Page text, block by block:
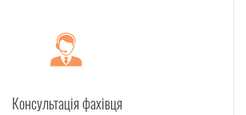
Консультація фахівця